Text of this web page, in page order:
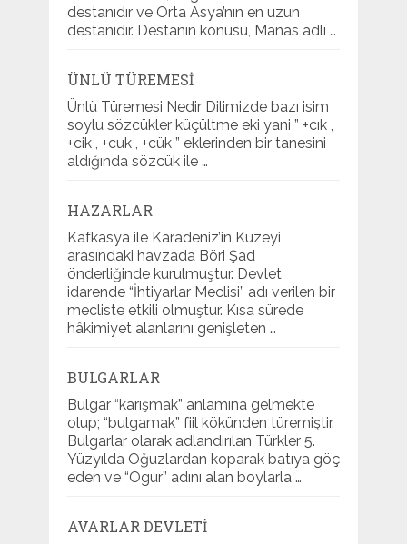
destanıdır ve Orta Asya’nın en uzun
destanıdır. Destanın konusu, Manas adlı …
ÜNLÜ TÜREMESI
Ünlü Türemesi Nedir Dilimizde bazı isim
soylu sözcükler küçültme eki yani ” +cık ,
+cik , +cuk , +cük ” eklerinden bir tanesini
aldığında sözcük ile …
HAZARLAR
Kafkasya ile Karadeniz’in Kuzeyi
arasındaki havzada Böri Şad
önderliğinde kurulmuştur. Devlet
idarende “İhtiyarlar Meclisi” adı verilen bir
mecliste etkili olmuştur. Kısa sürede
hâkimiyet alanlarını genişleten …
BULGARLAR
Bulgar “karışmak” anlamına gelmekte
olup; “bulgamak” fiil kökünden türemiştir.
Bulgarlar olarak adlandırılan Türkler 5.
Yüzyılda Oğuzlardan koparak batıya göç
eden ve “Ogur” adını alan boylarla …
AVARLAR DEVLETI